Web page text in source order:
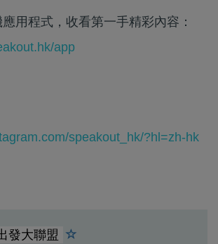
用程式，收看第一手精彩內容：
app
speakout_hk/?hl=zh-hk
發大聯盟